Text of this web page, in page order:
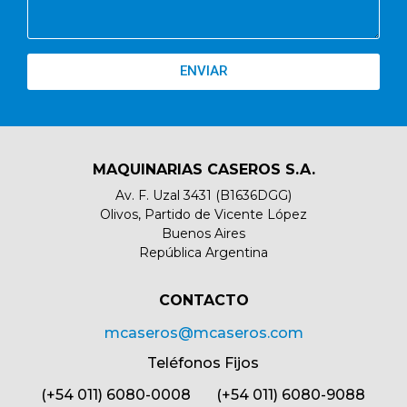
ENVIAR
MAQUINARIAS CASEROS S.A.
Av. F. Uzal 3431 (B1636DGG)
Olivos, Partido de Vicente López
Buenos Aires
República Argentina
CONTACTO​
mcaseros@mcaseros.com
Teléfonos Fijos
(+54 011) 6080-0008 (+54 011) 6080-9088